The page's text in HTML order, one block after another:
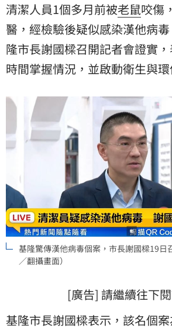
清潔人員1個多月前被老鼠咬傷
醫，經檢驗後疑似感染漢他病
隆市長謝國樑召開記者會證實
時間掌握情況，並啟動衛生與環
基隆驚傳漢他病毒個案，市長謝國樑19日
／翻攝畫面）
[廣告] 請繼續往下
基隆市長謝國樑表示，該名個案